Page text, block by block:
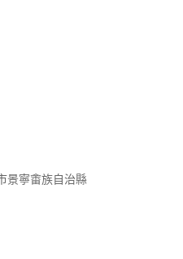
景寧畬族自治縣